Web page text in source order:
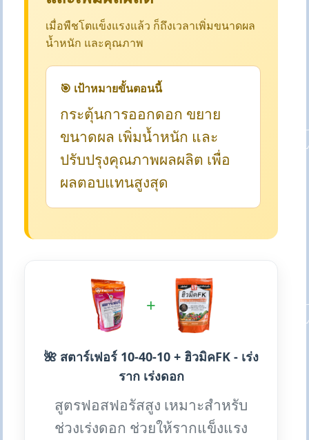
เมื่อพืชโตแข็งแรงแล้ว ก็ถึงเวลาเพิ่มขนาดผล
น้ำหนัก และคุณภาพ
🎯 เป้าหมายขั้นตอนนี้
กระตุ้นการออกดอก ขยาย
ขนาดผล เพิ่มน้ำหนัก และ
ปรับปรุงคุณภาพผลผลิต เพื่อ
ผลตอบแทนสูงสุด
+
🌺 สตาร์เฟอร์ 10-40-10 + ฮิวมิคFK - เร่ง
ราก เร่งดอก
สูตรฟอสฟอรัสสูง เหมาะสำหรับ
ช่วงเร่งดอก ช่วยให้รากแข็งแรง